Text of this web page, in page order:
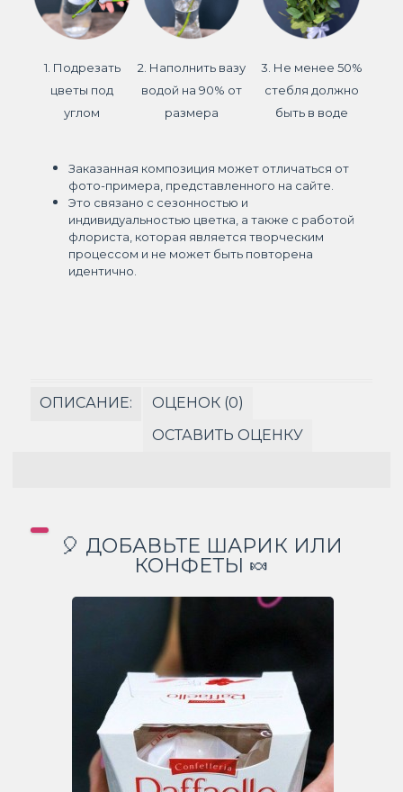
1. Подрезать
цветы под
углом
2. Наполнить вазу
водой на 90% от
размера
3. Не менее 50%
стебля должно
быть в воде
Заказанная композиция может отличаться от
фото-примера, представленного на сайте.
Это связано с сезонностью и
индивидуальностью цветка, а также с работой
флориста, которая является творческим
процессом и не может быть повторена
идентично.
ОПИСАНИЕ:
ОЦЕНОК (0)
ОСТАВИТЬ ОЦЕНКУ
🎈 ДОБАВЬТЕ ШАРИК ИЛИ
КОНФЕТЫ 🍬